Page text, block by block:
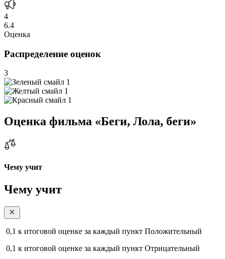
4
6.4
Оценка
Распределение оценок
3
1
1
1
Оценка фильма «Беги, Лола, беги»
Чему учит
Чему учит
0,1 к итоговой оценке за каждый пункт Положительный
0,1 к итоговой оценке за каждый пункт Отрицательный